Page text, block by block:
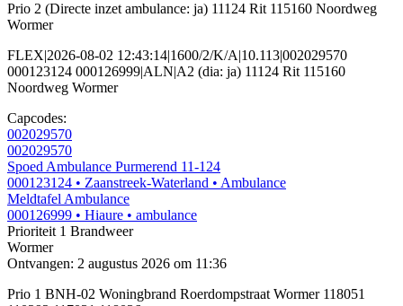
Prio 2 (Directe inzet ambulance: ja) 11124 Rit 115160 Noordweg
Wormer
FLEX|2026-08-02 12:43:14|1600/2/K/A|10.113|002029570
000123124 000126999|ALN|A2 (dia: ja) 11124 Rit 115160
Noordweg Wormer
Capcodes:
002029570
002029570
Spoed Ambulance Purmerend 11-124
000123124 • Zaanstreek-Waterland • Ambulance
Meldtafel Ambulance
000126999 • Hiaure • ambulance
Prioriteit 1 Brandweer
Wormer
Ontvangen: 2 augustus 2026 om 11:36
Prio 1 BNH-02 Woningbrand Roerdompstraat Wormer 118051